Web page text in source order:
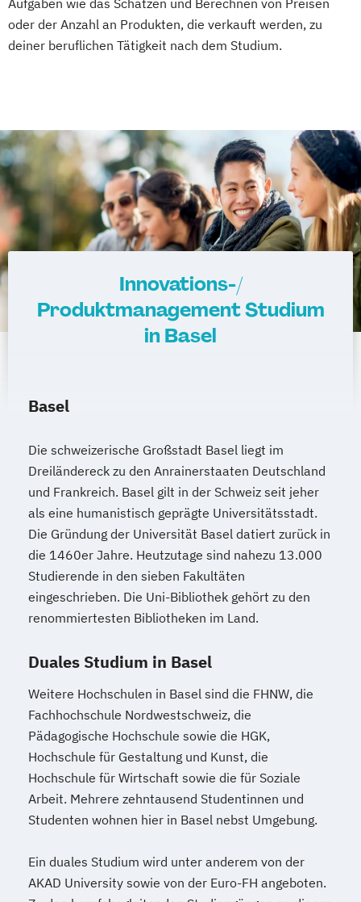
Aufgaben wie das Schätzen und Berechnen von Preisen
oder der Anzahl an Produkten, die verkauft werden, zu
deiner beruflichen Tätigkeit nach dem Studium.
Innovations-/
Produktmanagement Studium
in Basel
Basel
Die schweizerische Großstadt Basel liegt im
Dreiländereck zu den Anrainerstaaten Deutschland
und Frankreich. Basel gilt in der Schweiz seit jeher
als eine humanistisch geprägte Universitätsstadt.
Die Gründung der Universität Basel datiert zurück in
die 1460er Jahre. Heutzutage sind nahezu 13.000
Studierende in den sieben Fakultäten
eingeschrieben. Die Uni-Bibliothek gehört zu den
renommiertesten Bibliotheken im Land.
Duales Studium in Basel
Weitere Hochschulen in Basel sind die FHNW, die
Fachhochschule Nordwestschweiz, die
Pädagogische Hochschule sowie die HGK,
Hochschule für Gestaltung und Kunst, die
Hochschule für Wirtschaft sowie die für Soziale
Arbeit. Mehrere zehntausend Studentinnen und
Studenten wohnen hier in Basel nebst Umgebung.
Ein duales Studium wird unter anderem von der
AKAD University sowie von der Euro-FH angeboten.